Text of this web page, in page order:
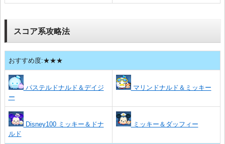
スコア系攻略法
おすすめ度:★★★
パステルドナルド＆デイジ
ー
マリンドナルド＆ミッキー
Disney100 ミッキー＆ドナ
ルド
ミッキー＆ダッフィー